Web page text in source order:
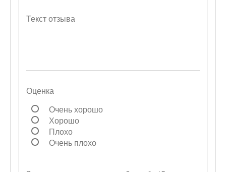
Текст отзыва
Оценка
Очень хорошо
Хорошо
Плохо
Очень плохо